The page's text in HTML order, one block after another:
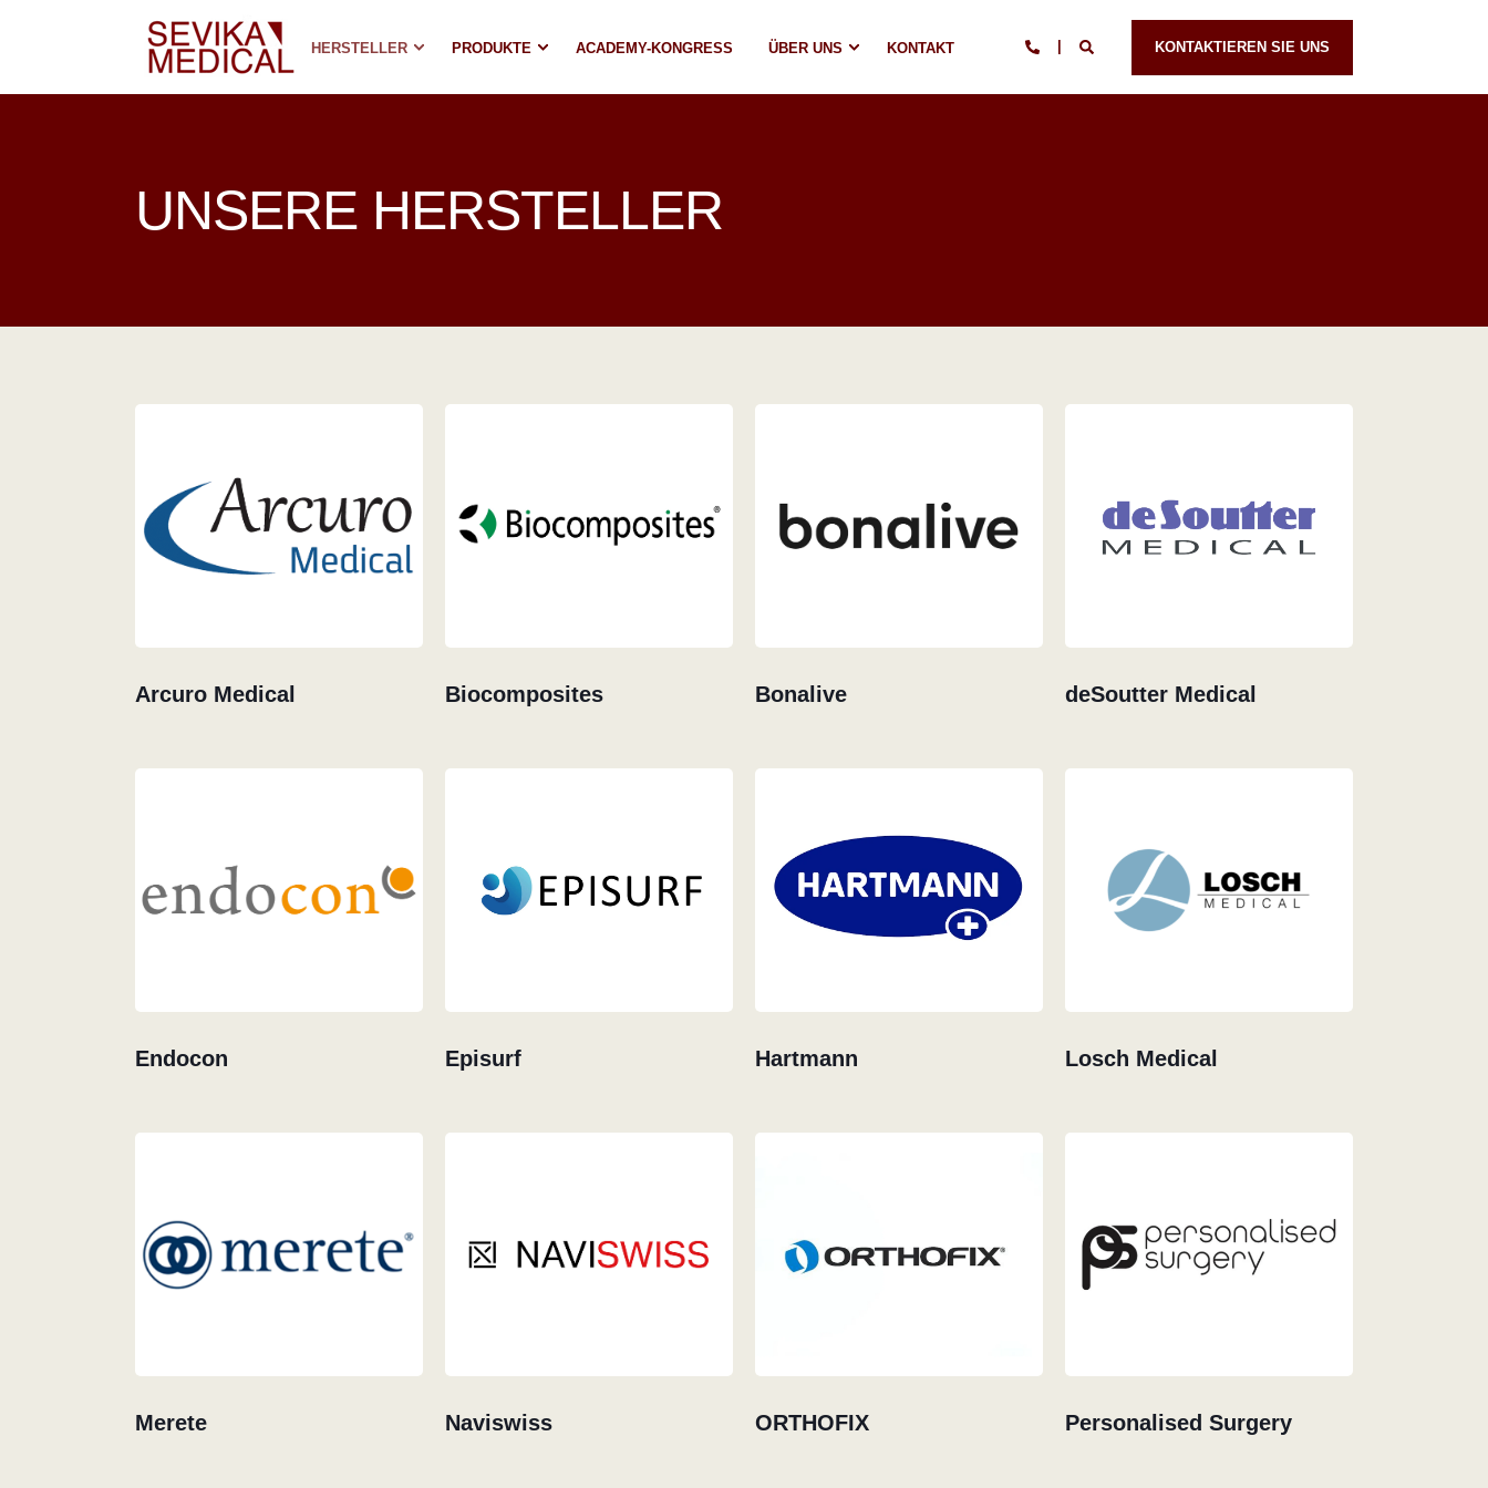
HERSTELLER PRODUKTE ACADEMY-KONGRESS ÜBER UNS KONTAKT KONTAKTIEREN SIE UNS
UNSERE HERSTELLER
Arcuro Medical Biocomposites Bonalive deSoutter Medical
Endocon Episurf Hartmann Losch Medical
Merete Naviswiss ORTHOFIX Personalised Surgery